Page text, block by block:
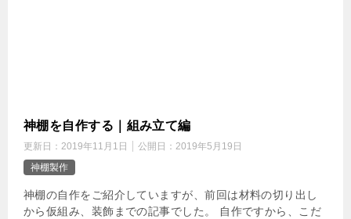
神棚を自作する｜組み立て編
更新日： 2019年11月1日 公開日： 2019年5月19日
神棚製作
神棚の自作をご紹介していますが、前回は材料の切り出し
から仮組み、装飾までの記事でした。 自作ですから、こだ